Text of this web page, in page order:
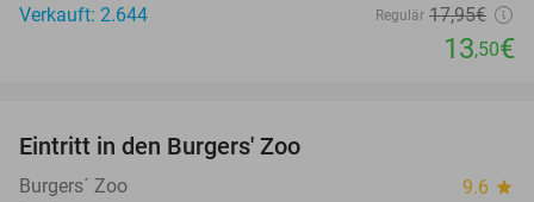
Verkauft: 2.644
Regulär 17,95€
13,50€
Eintritt in den Burgers' Zoo
Burgers´ Zoo 9.6 star